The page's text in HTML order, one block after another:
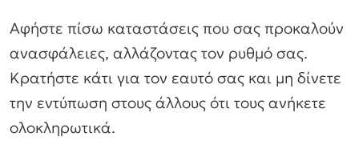
Αφήστε πίσω καταστάσεις που σας προκαλούν
ανασφάλειες, αλλάζοντας τον ρυθμό σας.
Κρατήστε κάτι για τον εαυτό σας και μη δίνετε
την εντύπωση στους άλλους ότι τους ανήκετε
ολοκληρωτικά.